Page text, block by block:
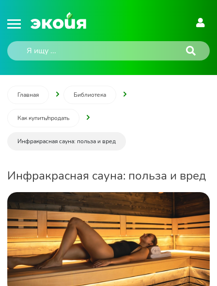
Главная Библиотека
Как купить/продать
Инфракрасная сауна: польза и вред
Инфракрасная сауна: польза и вред